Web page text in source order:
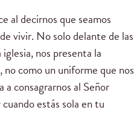
al decirnos que seamos
vivir. No solo delante de las
nos presenta la
como un uniforme que nos
consagrarnos al Señor
estás sola en tu